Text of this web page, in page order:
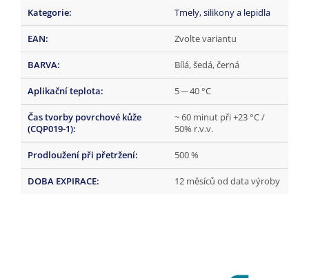
Kategorie: Tmely, silikony a lepidla
EAN: Zvolte variantu
BARVA: Bílá, šedá, černá
Aplikační teplota: 5 ─ 40 °C
Čas tvorby povrchové kůže
(CQP019-1):
~ 60 minut při +23 °C /
50% r.v.v.
Prodloužení při přetržení: 500 %
DOBA EXPIRACE: 12 měsíců od data výroby